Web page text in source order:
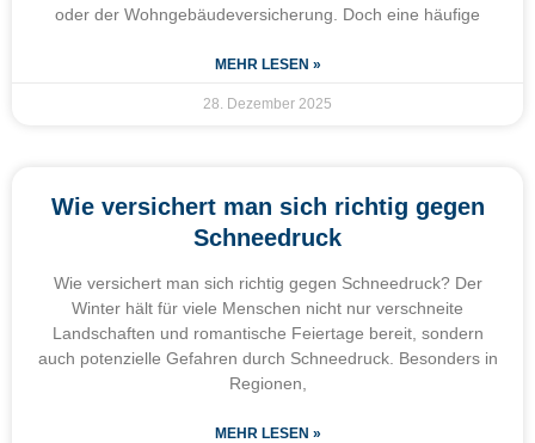
oder der Wohngebäudeversicherung. Doch eine häufige
MEHR LESEN »
28. Dezember 2025
Wie versichert man sich richtig gegen
Schneedruck
Wie versichert man sich richtig gegen Schneedruck? Der
Winter hält für viele Menschen nicht nur verschneite
Landschaften und romantische Feiertage bereit, sondern
auch potenzielle Gefahren durch Schneedruck. Besonders in
Regionen,
MEHR LESEN »